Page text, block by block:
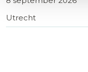
Utrecht